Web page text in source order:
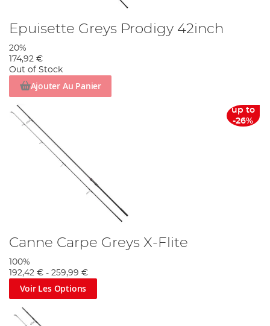
Epuisette Greys Prodigy 42inch
20%
174,92 €
Out of Stock
Ajouter Au Panier
up to
-26%
Canne Carpe Greys X-Flite
100%
192,42 € - 259,99 €
Voir Les Options